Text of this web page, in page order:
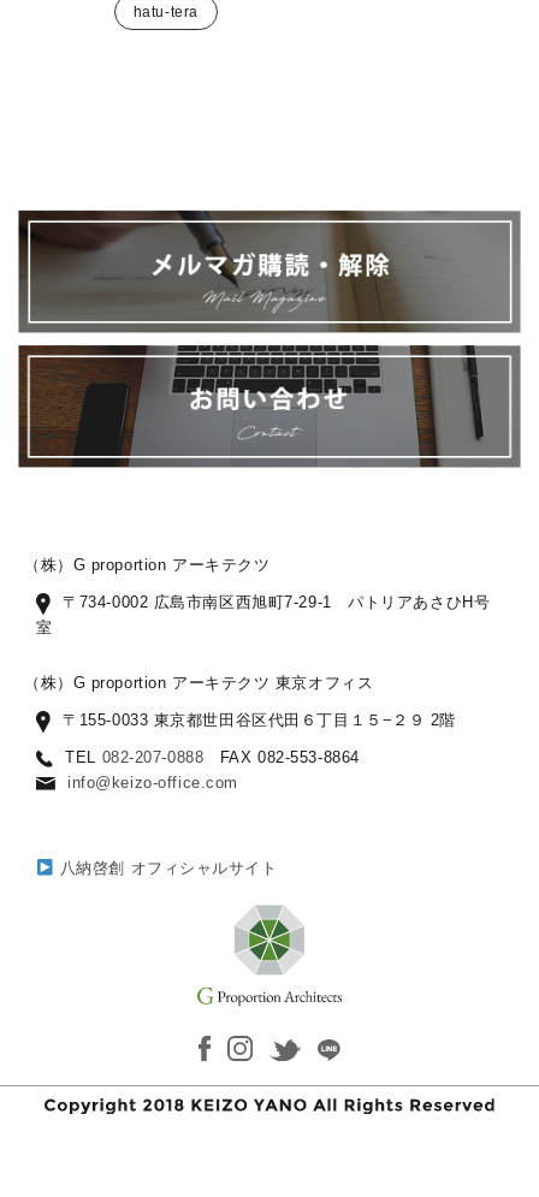
hatu-tera
（株）G proportion アーキテクツ
〒734-0002 広島市南区西旭町7-29-1 パトリアあさひH号
室
（株）G proportion アーキテクツ 東京オフィス
〒155-0033 東京都世田谷区代田６丁目１５−２９ 2階
TEL 082-207-0888 FAX 082-553-8864
info@keizo-office.com
八納啓創 オフィシャルサイト